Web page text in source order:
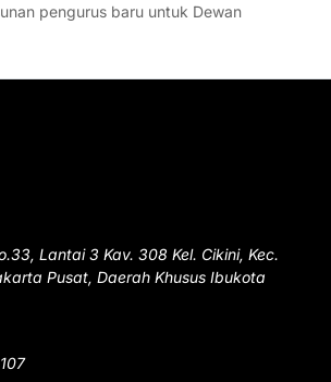
pengurus baru untuk Dewan
Lantai 3 Kav. 308 Kel. Cikini, Kec.
Pusat, Daerah Khusus Ibukota